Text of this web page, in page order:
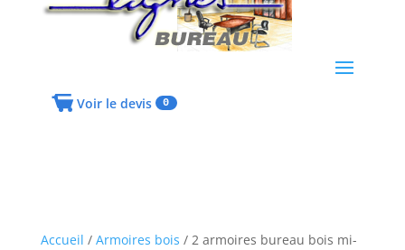
Voir le devis 0
Accueil / Armoires bois / 2 armoires bureau bois mi-